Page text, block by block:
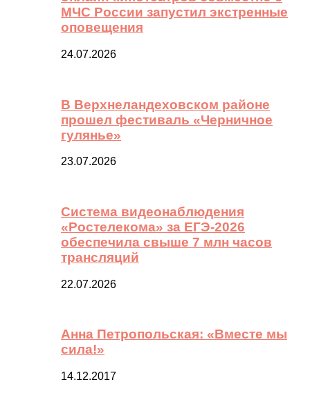
МЧС России запустил экстренные
оповещения
24.07.2026
В Верхнеландеховском районе
прошел фестиваль «Черничное
гулянье»
23.07.2026
Система видеонаблюдения
«Ростелекома» за ЕГЭ-2026
обеспечила свыше 7 млн часов
трансляций
22.07.2026
Анна Петропольская: «Вместе мы
сила!»
14.12.2017